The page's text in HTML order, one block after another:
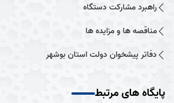
راهبرد مشارکت دستگاه
مناقصه ها و مزایده ها
دفاتر پیشخوان دولت استان بوشهر
پایگاه های مرتبط